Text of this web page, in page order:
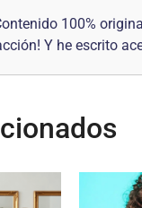
100%
Y he escrito